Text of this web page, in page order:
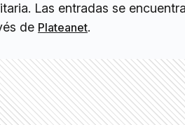
Las entradas se
de Plateanet.